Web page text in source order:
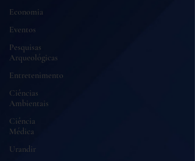
Economia
Eventos
Pesquisas
Arqueológicas
Entretenimento
Ciências
Ambientais
Ciência
Médica
Urandir